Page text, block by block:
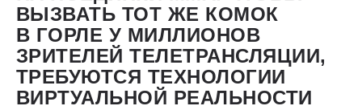
ВЫЗВАТЬ ТОТ ЖЕ КОМОК
В ГОРЛЕ У МИЛЛИОНОВ
ЗРИТЕЛЕЙ ТЕЛЕТРАНСЛЯЦИИ,
ТРЕБУЮТСЯ ТЕХНОЛОГИИ
ВИРТУАЛЬНОЙ РЕАЛЬНОСТИ